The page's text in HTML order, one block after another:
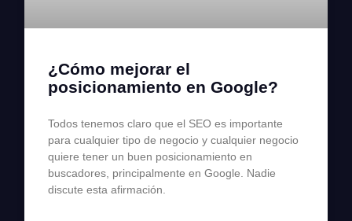
¿Cómo mejorar el
posicionamiento en Google?
Todos tenemos claro que el SEO es importante
para cualquier tipo de negocio y cualquier negocio
quiere tener un buen posicionamiento en
buscadores, principalmente en Google. Nadie
discute esta afirmación.